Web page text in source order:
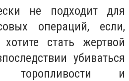
не подходит для
операций, если,
стать жертвой
убиваться
торопливости и